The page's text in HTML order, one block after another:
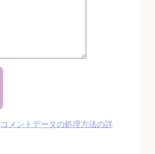
コメントデータの処理方法の詳